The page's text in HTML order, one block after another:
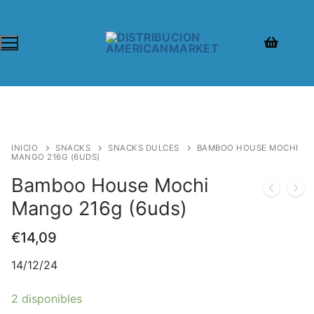
INICIO SNACKS SNACKS DULCES
BAMBOO HOUSE MOCHI
MANGO 216G (6UDS)
Bamboo House Mochi
Mango 216g (6uds)
€14,09
14/12/24
2 disponibles